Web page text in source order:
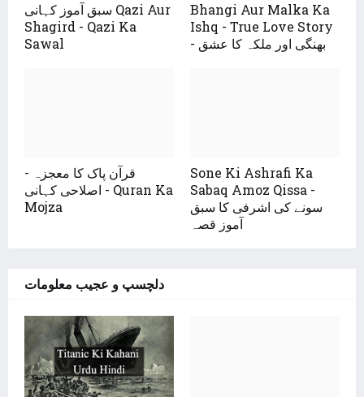
سبق آموز کہانی Qazi Aur
Shagird - Qazi Ka
Sawal
Bhangi Aur Malka Ka
Ishq - True Love Story
- بھنگی اور ملکہ کا عشق
قرآن پاک کا معجزہ -
اصلاحی کہانی - Quran Ka
Mojza
Sone Ki Ashrafi Ka
Sabaq Amoz Qissa -
سونے کی اشرفی کا سبق
آموز قصہ
دلچسپ و عجیب معلومات